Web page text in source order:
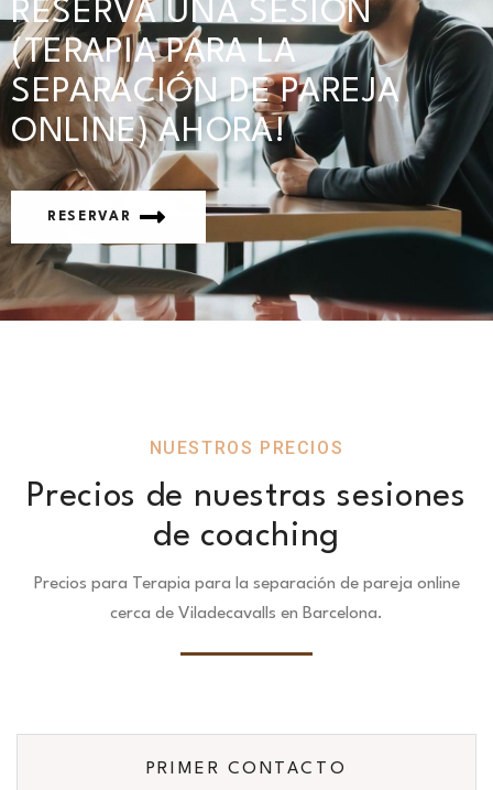
RESERVA UNA SESIÓN
(TERAPIA PARA LA
SEPARACIÓN DE PAREJA
ONLINE) AHORA!
RESERVAR
NUESTROS PRECIOS
Precios de nuestras sesiones
de coaching
Precios para Terapia para la separación de pareja online
cerca de Viladecavalls en Barcelona.
PRIMER CONTACTO